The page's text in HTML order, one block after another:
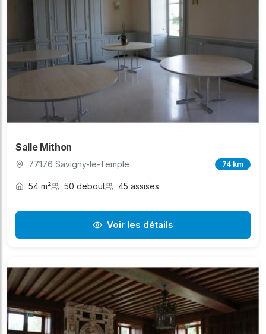
Salle Mithon
77176 Savigny-le-Temple 74 km
54 m² 50 debout 45 assises
Voir les détails